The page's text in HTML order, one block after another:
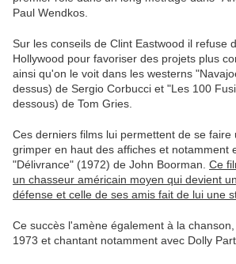
Paul Wendkos.
Sur les conseils de Clint Eastwood il refuse
Hollywood pour favoriser des projets plus
ainsi qu'on le voit dans les westerns
dessus) de Sergio Corbucci et "Les 100
dessous) de Tom Gries.
Ces derniers films lui permettent de se faire
grimper en haut des affiches et notamment
"Délivrance" (1972) de John Boorman. Ce
un chasseur américain moyen qui devient
défense et celle de ses amis fait de lui une
Ce succès l'amène également à la
1973 et chantant notamment avec Dolly